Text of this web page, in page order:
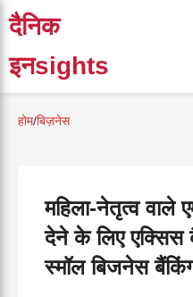
दैनिक
इनsights
होम/बिज़नेस
महिला-नेतृत्व वाले
देने के लिए एक्सिस
स्मॉल बिजनेस